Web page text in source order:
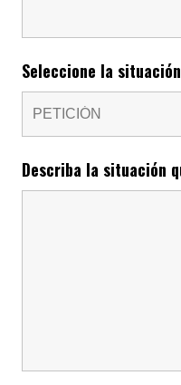
Seleccione la
Describa la situación